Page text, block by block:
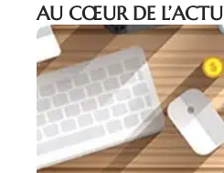
AU CŒUR DE L’ACTU